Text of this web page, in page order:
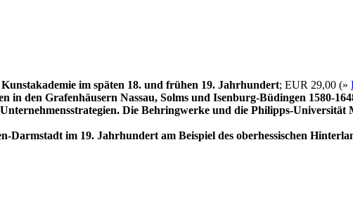
im späten 18. und frühen 19. Jahrhundert; EUR 29,00 (»
in den Grafenhäusern Nassau, Solms und Isenburg-Büdingen 1580-
Die Behringwerke und die Philipps-
Darmstadt im 19. Jahrhundert am Beispiel des oberhessischen